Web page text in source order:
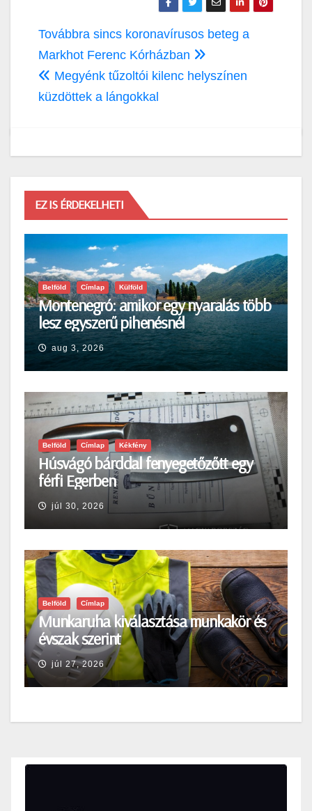
Bejegyzés
navigáció
Továbbra sincs koronavírusos beteg a
Markhot Ferenc Kórházban
Megyénk tűzoltói kilenc helyszínen
küzdöttek a lángokkal
EZ IS ÉRDEKELHETI
Belföld Címlap Külföld
Montenegró: amikor egy nyaralás több
lesz egyszerű pihenésnél
aug 3, 2026
Belföld Címlap Kékfény
Húsvágó bárddal fenyegetőzőtt egy
férfi Egerben
júl 30, 2026
Belföld Címlap
Munkaruha kiválasztása munkakör és
évszak szerint
júl 27, 2026